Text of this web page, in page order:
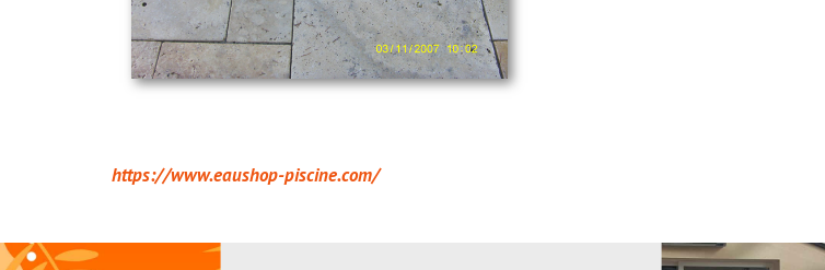
https://www.eaushop-piscine.com/